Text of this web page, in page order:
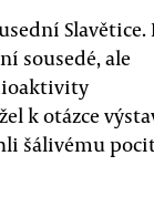
Slavětice.
sousedé, ale
k otázce
šálivému